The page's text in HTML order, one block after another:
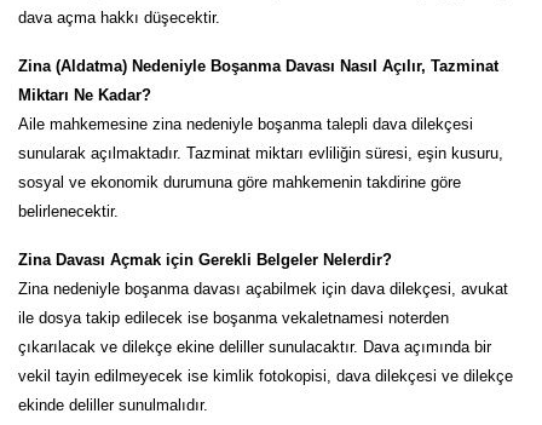
dava açma hakkı düşecektir.
Zina (Aldatma) Nedeniyle Boşanma Davası Nasıl Açılır, Tazminat
Miktarı Ne Kadar?
Aile mahkemesine zina nedeniyle boşanma talepli dava dilekçesi
sunularak açılmaktadır. Tazminat miktarı evliliğin süresi, eşin kusuru,
sosyal ve ekonomik durumuna göre mahkemenin takdirine göre
belirlenecektir.
Zina Davası Açmak için Gerekli Belgeler Nelerdir?
Zina nedeniyle boşanma davası açabilmek için dava dilekçesi, avukat
ile dosya takip edilecek ise boşanma vekaletnamesi noterden
çıkarılacak ve dilekçe ekine deliller sunulacaktır. Dava açımında bir
vekil tayin edilmeyecek ise kimlik fotokopisi, dava dilekçesi ve dilekçe
ekinde deliller sunulmalıdır.